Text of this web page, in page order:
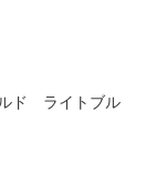
ルド ライトブル